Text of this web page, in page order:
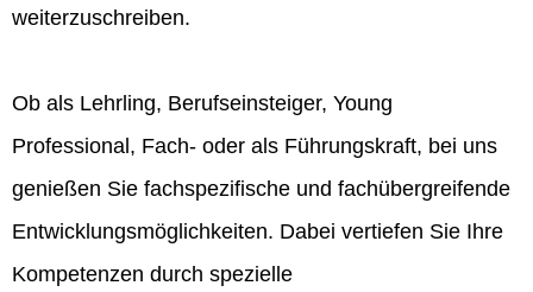
weiterzuschreiben.
Ob als Lehrling, Berufseinsteiger, Young
Professional, Fach- oder als Führungskraft, bei uns
genießen Sie fachspezifische und fachübergreifende
Entwicklungsmöglichkeiten. Dabei vertiefen Sie Ihre
Kompetenzen durch spezielle